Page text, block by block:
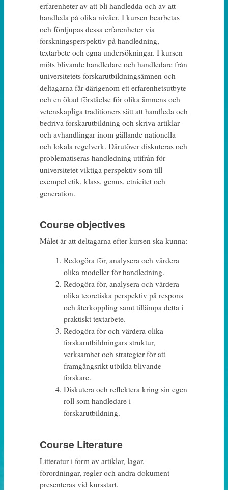
erfarenheter av att bli handledda och av att
handleda på olika nivåer. I kursen bearbetas
och fördjupas dessa erfarenheter via
forskningsperspektiv på handledning,
textarbete och egna undersökningar. I kursen
möts blivande handledare och handledare från
universitetets forskarutbildningsämnen och
deltagarna får därigenom ett erfarenhetsutbyte
och en ökad förståelse för olika ämnens och
vetenskapliga traditioners sätt att handleda och
bedriva forskarutbildning och skriva artiklar
och avhandlingar inom gällande nationella
och lokala regelverk. Därutöver diskuteras och
problematiseras handledning utifrån för
universitetet viktiga perspektiv som till
exempel etik, klass, genus, etnicitet och
generation.
Course objectives
Målet är att deltagarna efter kursen ska kunna:
Redogöra för, analysera och värdera
olika modeller för handledning.
Redogöra för, analysera och värdera
olika teoretiska perspektiv på respons
och återkoppling samt tillämpa detta i
praktiskt textarbete.
Redogöra för och värdera olika
forskarutbildningars struktur,
verksamhet och strategier för att
framgångsrikt utbilda blivande
forskare.
Diskutera och reflektera kring sin egen
roll som handledare i
forskarutbildning.
Course Literature
Litteratur i form av artiklar, lagar,
förordningar, regler och andra dokument
presenteras vid kursstart.